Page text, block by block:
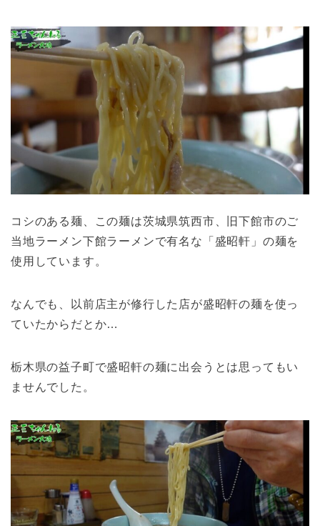
コシのある麺、この麺は茨城県筑西市、旧下館市のご
当地ラーメン下館ラーメンで有名な「盛昭軒」の麺を
使用しています。
なんでも、以前店主が修行した店が盛昭軒の麺を使っ
ていたからだとか…
栃木県の益子町で盛昭軒の麺に出会うとは思ってもい
ませんでした。